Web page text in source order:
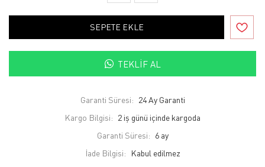
SEPETE EKLE
TEKLIF AL
Garanti Süresi: 24 Ay Garanti
Kargo Bilgisi: 2 iş günü içinde kargoda
Garanti Süresi: 6 ay
İade Bilgisi: